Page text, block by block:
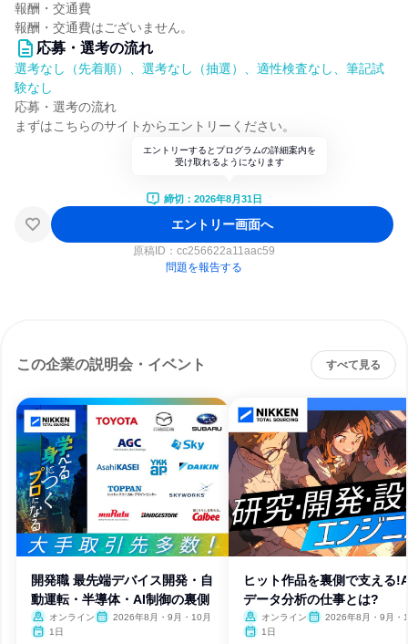
報酬・交通費
報酬・交通費はございません。
応募・選考の流れ
選考なし（先着順）、選考なし（抽選）、適性検査なし、筆記試
験なし
応募・選考の流れ
まずはこちらのサイトからエントリーください。
エントリーするとプログラムの詳細案内を
受け取れるようになります
締切：2026年8月31日
エントリー画面へ
原稿ID： cc256622a11aac59
問題を報告する
この企業の説明会・イベント すべて見る
開発職 最先端デバイス開発・自
動運転・半導体・AI制御の裏側
オンライン
2026年8月・9月・10月
1日
ヒット作品を裏側で支える
データ分析の仕事とは?
オンライン
2026年8月・9月・
1日